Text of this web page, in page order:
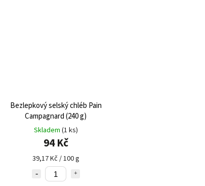
Bezlepkový selský chléb Pain
Campagnard (240 g)
Skladem (1 ks)
94 Kč
39,17 Kč / 100 g